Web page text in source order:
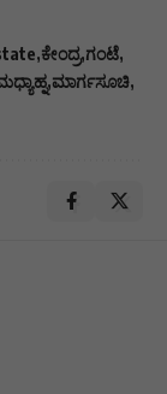
ಕೇಂದ್ರ ಗಂಟೆ
ಮಾರ್ಗಸೂಚಿ